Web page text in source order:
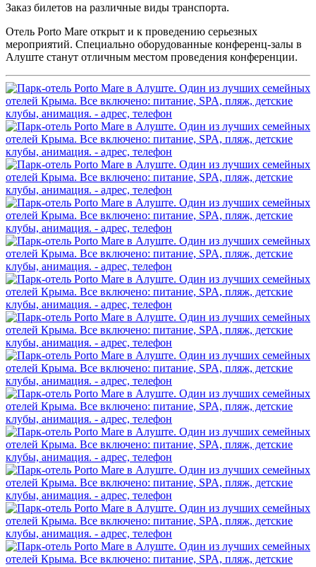
Заказ билетов на различные виды транспорта.
Отель Porto Mare открыт и к проведению серьезных
мероприятий. Специально оборудованные конференц-залы в
Алуште станут отличным местом проведения конференции.